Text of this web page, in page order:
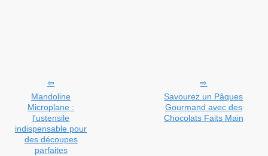
Mandoline
Microplane :
l'ustensile
indispensable pour
des découpes
parfaites
Savourez un Pâques
Gourmand avec des
Chocolats Faits Main